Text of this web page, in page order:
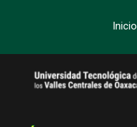
Inicio